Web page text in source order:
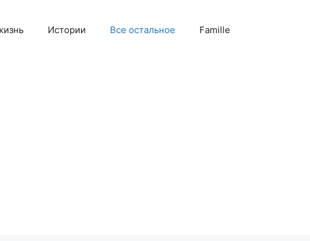
Истории Все остальное Famille